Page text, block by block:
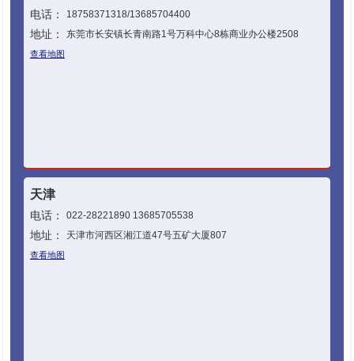
电话： 18758371318/13685704400
地址： 东莞市长安镇长青南路1号万科中心8栋商业办公楼2508
查看地图
天津
电话： 022-28221890 13685705538
地址： 天津市河西区湘江道47号五矿大厦807
查看地图